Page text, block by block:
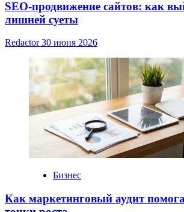
SEO-продвижение сайтов: как
лишней суеты
Redactor30 июня 2026
Бизнес
Как маркетинговый аудит